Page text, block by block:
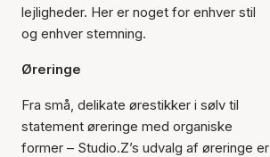
lejligheder. Her er noget for enhver stil
og enhver stemning.
Øreringe
Fra små, delikate ørestikker i sølv til
statement øreringe med organiske
former – Studio.Z’s udvalg af øreringe er